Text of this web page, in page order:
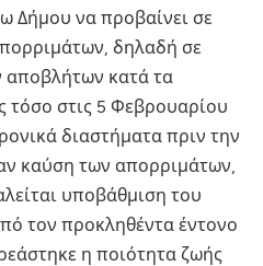
Δήμου να προβαίνει σε
δηλαδή σε
αποβλήτων κατά τα
τόσο στις 5 Φεβρουαρίου
διαστήματα πριν την
καύση των απορριμάτων,
υποβάθμιση του
τον προκληθέντα έντονο
η ποιότητα ζωής